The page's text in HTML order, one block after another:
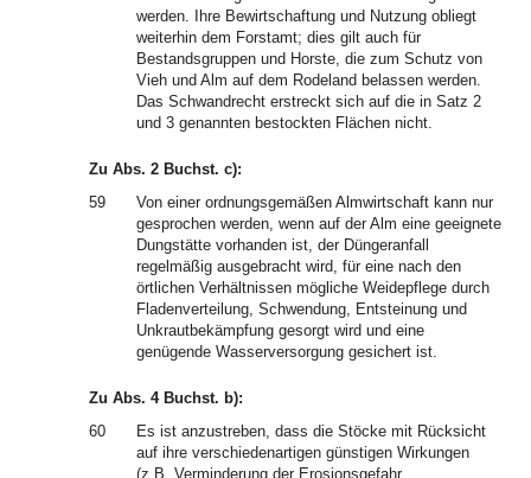
werden. Ihre Bewirtschaftung und Nutzung obliegt
weiterhin dem Forstamt; dies gilt auch für
Bestandsgruppen und Horste, die zum Schutz von
Vieh und Alm auf dem Rodeland belassen werden.
Das Schwandrecht erstreckt sich auf die in Satz 2
und 3 genannten bestockten Flächen nicht.
Zu Abs. 2 Buchst. c):
59
Von einer ordnungsgemäßen Almwirtschaft kann nur
gesprochen werden, wenn auf der Alm eine geeignete
Dungstätte vorhanden ist, der Düngeranfall
regelmäßig ausgebracht wird, für eine nach den
örtlichen Verhältnissen mögliche Weidepflege durch
Fladenverteilung, Schwendung, Entsteinung und
Unkrautbekämpfung gesorgt wird und eine
genügende Wasserversorgung gesichert ist.
Zu Abs. 4 Buchst. b):
60
Es ist anzustreben, dass die Stöcke mit Rücksicht
auf ihre verschiedenartigen günstigen Wirkungen
(z.B. Verminderung der Erosionsgefahr,